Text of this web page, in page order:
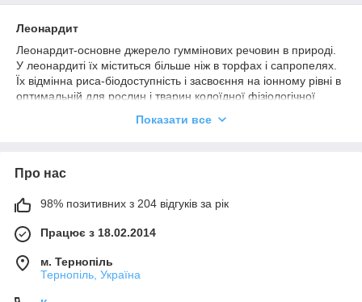
Леонардит
Леонардит-основне джерело гуммінових речовин в природі.
У леонардиті їх міститься більше ніж в торфах і сапропелях.
Їх відмінна риса-біодоступність і засвоєння на іонному рівні в
оптимальній для рослин і тварин колоїдної фізіологічної
легких лужних розчинах.
структуру грунту, що може бути реаніматором і
колишніх кар’єрів!
Щороку рослини витягають з грунту багато мікро – і
втрату. Але і використовувати для цього добрива обов’язково
в органічній, а не синтетичній формі.
Показати все
Про нас
98% позитивних з 204 відгуків за рік
Працює з 18.02.2014
м. Тернопіль
Тернопіль, Україна